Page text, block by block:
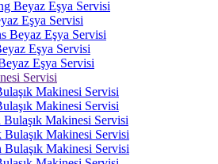
Beyaz Eşya Servisi
Eşya Servisi
Beyaz Eşya Servisi
Eşya Servisi
Eşya Servisi
Servisi
Makinesi Servisi
Makinesi Servisi
Bulaşık Makinesi Servisi
Makinesi Servisi
Bulaşık Makinesi Servisi